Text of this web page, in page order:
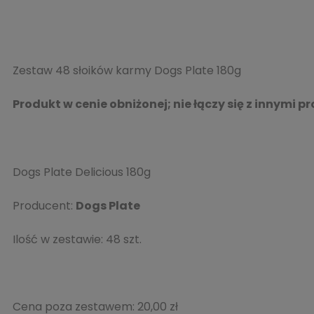
Zestaw 48 słoików karmy Dogs Plate 180g
Produkt w cenie obniżonej; nie łączy się z innymi
Dogs Plate Delicious 180g
Producent: Dogs Plate
Ilość w zestawie: 48 szt.
Cena poza zestawem: 20,00 zł